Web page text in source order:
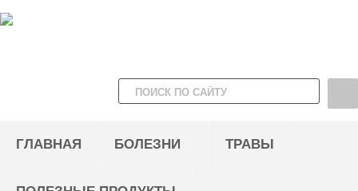
ГЛАВНАЯ БОЛЕЗНИ ТРАВЫ